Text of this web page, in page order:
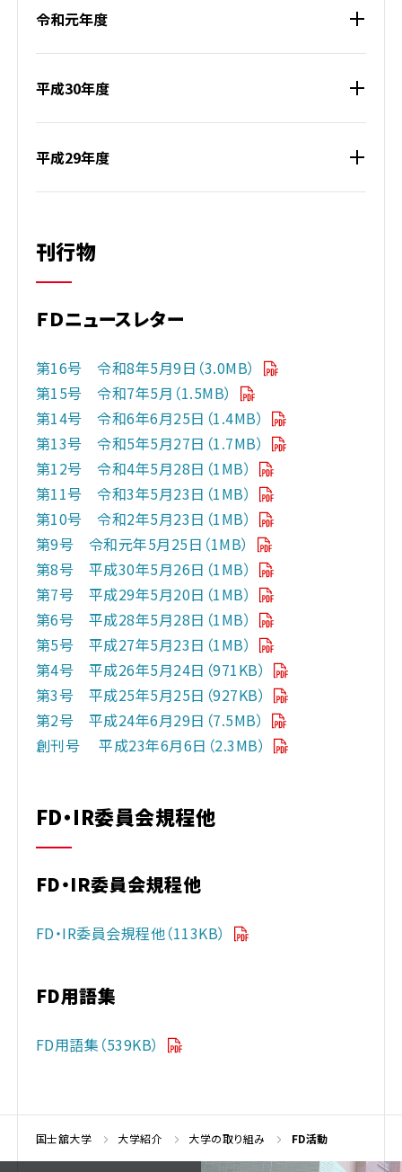
令和元年度
平成30年度
平成29年度
刊行物
ＦＤニュースレター
第16号 令和8年5月9日（3.0MB）
第15号 令和7年5月（1.5MB）
第14号 令和6年6月25日（1.4MB）
第13号 令和5年5月27日（1.7MB）
第12号 令和4年5月28日（1MB）
第11号 令和3年5月23日（1MB）
第10号 令和2年5月23日（1MB）
第9号 令和元年5月25日（1MB）
第8号 平成30年5月26日（1MB）
第7号 平成29年5月20日（1MB）
第6号 平成28年5月28日（1MB）
第5号 平成27年5月23日（1MB）
第4号 平成26年5月24日（971KB）
第3号 平成25年5月25日（927KB）
第2号 平成24年6月29日（7.5MB）
創刊号 平成23年6月6日（2.3MB）
FD・IR委員会規程他
FD・IR委員会規程他
FD・IR委員会規程他（113KB）
FD用語集
FD用語集（539KB）
国士舘大学 大学紹介 大学の取り組み FD活動